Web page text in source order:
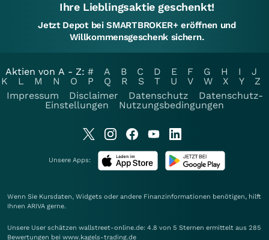
Ihre Lieblingsaktie geschenkt!
Jetzt Depot bei SMARTBROKER+ eröffnen und
Willkommensgeschenk sichern.
Aktien von A - Z: # A B C D E F G H I
J
K
L M N O P Q R S T U V W X Y
Z
Impressum
Disclaimer Datenschutz
Datenschutz-
Einstellungen
Nutzungsbedingungen
Unsere Apps:
Wenn Sie Kursdaten, Widgets oder andere Finanzinformationen benötigen, hilft
Ihnen ARIVA gerne.
Unsere User schätzen wallstreet-online.de: 4.8 von 5 Sternen ermittelt aus 285
Bewertungen bei www.kagels-trading.de